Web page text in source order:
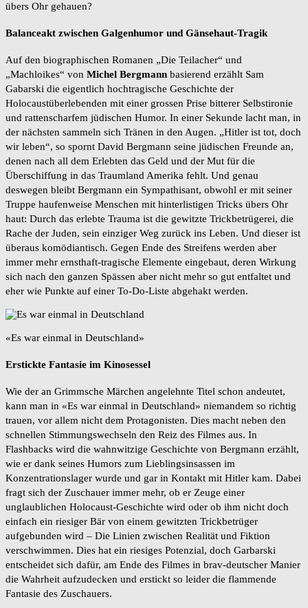
übers Ohr gehauen?
Balanceakt zwischen Galgenhumor und Gänsehaut-Tragik
Auf den biographischen Romanen „Die Teilacher“ und
„Machloikes“ von Michel Bergmann basierend erzählt Sam
Gabarski die eigentlich hochtragische Geschichte der
Holocaustüberlebenden mit einer grossen Prise bitterer Selbstironie
und rattenscharfem jüdischen Humor. In einer Sekunde lacht man, in
der nächsten sammeln sich Tränen in den Augen. „Hitler ist tot, doch
wir leben“, so spornt David Bergmann seine jüdischen Freunde an,
denen nach all dem Erlebten das Geld und der Mut für die
Überschiffung in das Traumland Amerika fehlt. Und genau
deswegen bleibt Bergmann ein Sympathisant, obwohl er mit seiner
Truppe haufenweise Menschen mit hinterlistigen Tricks übers Ohr
haut: Durch das erlebte Trauma ist die gewitzte Trickbetrügerei, die
Rache der Juden, sein einziger Weg zurück ins Leben. Und dieser ist
überaus komödiantisch. Gegen Ende des Streifens werden aber
immer mehr ernsthaft-tragische Elemente eingebaut, deren Wirkung
sich nach den ganzen Spässen aber nicht mehr so gut entfaltet und
eher wie Punkte auf einer To-Do-Liste abgehakt werden.
«Es war einmal in Deutschland»
Erstickte Fantasie im Kinosessel
Wie der an Grimmsche Märchen angelehnte Titel schon andeutet,
kann man in «Es war einmal in Deutschland» niemandem so richtig
trauen, vor allem nicht dem Protagonisten. Dies macht neben den
schnellen Stimmungswechseln den Reiz des Filmes aus. In
Flashbacks wird die wahnwitzige Geschichte von Bergmann erzählt,
wie er dank seines Humors zum Lieblingsinsassen im
Konzentrationslager wurde und gar in Kontakt mit Hitler kam. Dabei
fragt sich der Zuschauer immer mehr, ob er Zeuge einer
unglaublichen Holocaust-Geschichte wird oder ob ihm nicht doch
einfach ein riesiger Bär von einem gewitzten Trickbetrüger
aufgebunden wird – Die Linien zwischen Realität und Fiktion
verschwimmen. Dies hat ein riesiges Potenzial, doch Garbarski
entscheidet sich dafür, am Ende des Filmes in brav-deutscher Manier
die Wahrheit aufzudecken und erstickt so leider die flammende
Fantasie des Zuschauers.